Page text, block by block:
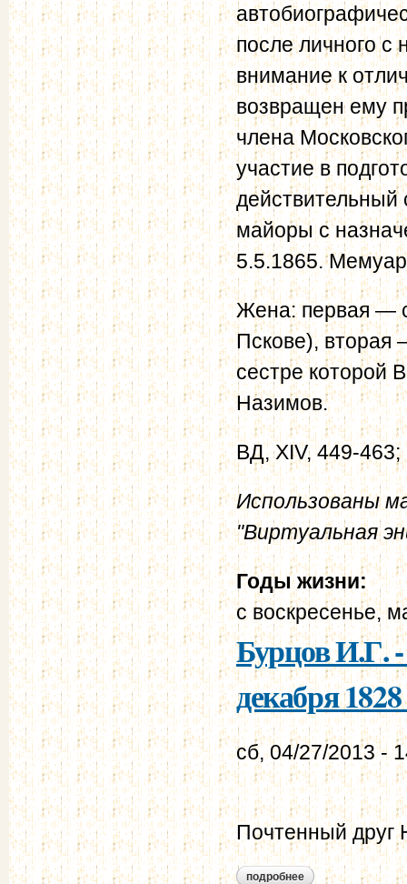
после личного с
внимание к
возвращен ему
члена
участие в
действительный
майоры с
5.5.1865.
Жена: первая —
Пскове), вторая
сестре которой
Назимов.
ВД, XIV, 449-463;
Использованы
"Виртуальная
Годы жизни:
своскресенье,
Бурцов И.Г.
декабря 1828
сб, 04/27/2013 -
Почтенный друг
подробнее о бурцов и.г. -